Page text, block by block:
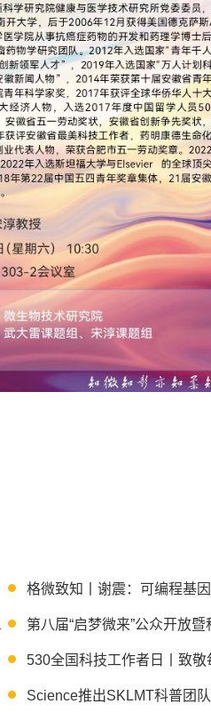
格微致知丨谢震：可编程基
Science推出SKLMT科普团队